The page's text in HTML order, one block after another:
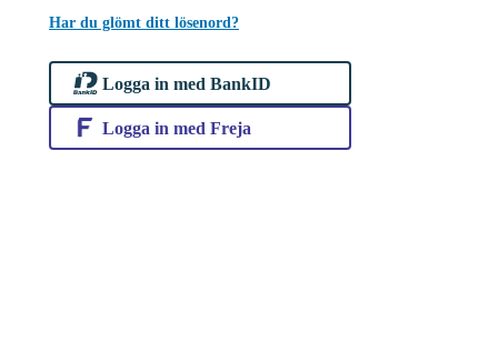
Har du glömt ditt lösenord?
Logga in med BankID
Logga in med Freja